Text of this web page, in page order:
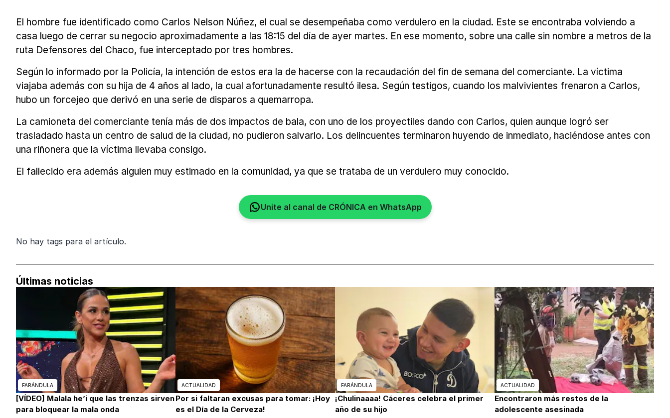
El hombre fue identificado como Carlos Nelson Núñez, el cual se desempeñaba como verdulero en la ciudad. Este se encontraba volviendo a
casa luego de cerrar su negocio aproximadamente a las 18:15 del día de ayer martes. En ese momento, sobre una calle sin nombre a metros de la
ruta Defensores del Chaco, fue interceptado por tres hombres.
Según lo informado por la Policía, la intención de estos era la de hacerse con la recaudación del fin de semana del comerciante. La víctima
viajaba además con su hija de 4 años al lado, la cual afortunadamente resultó ilesa. Según testigos, cuando los malvivientes frenaron a Carlos,
hubo un forcejeo que derivó en una serie de disparos a quemarropa.
La camioneta del comerciante tenía más de dos impactos de bala, con uno de los proyectiles dando con Carlos, quien aunque logró ser
trasladado hasta un centro de salud de la ciudad, no pudieron salvarlo. Los delincuentes terminaron huyendo de inmediato, haciéndose antes con
una riñonera que la víctima llevaba consigo.
El fallecido era además alguien muy estimado en la comunidad, ya que se trataba de un verdulero muy conocido.
Unite al canal de CRÓNICA en WhatsApp
No hay tags para el artículo.
Últimas noticias
FARÁNDULA
[VÍDEO] Malala he’i que las trenzas sirven
para bloquear la mala onda
ACTUALIDAD
Por si faltaran excusas para tomar: ¡Hoy
es el Día de la Cerveza!
FARÁNDULA
¡Chulinaaaa! Cáceres celebra el primer
año de su hijo
ACTUALIDAD
Encontraron más restos de la
adolescente asesinada